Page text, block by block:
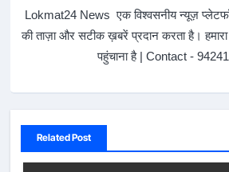
Lokmat24 News एक विश्वसनीय न्यूज़
की ताज़ा और सटीक ख़बरें प्रदान करता है।
पहुंचाना है | Contact -
Related Post